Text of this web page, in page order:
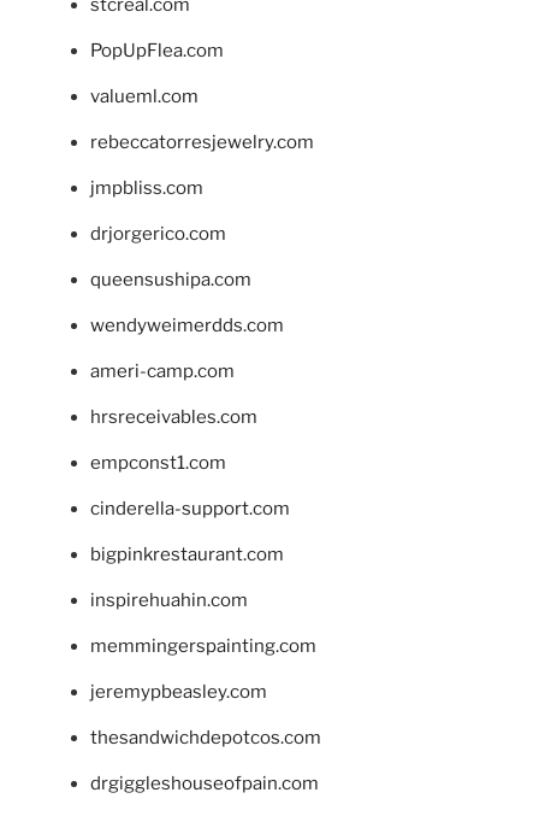
stcreal.com
PopUpFlea.com
valueml.com
rebeccatorresjewelry.com
jmpbliss.com
drjorgerico.com
queensushipa.com
wendyweimerdds.com
ameri-camp.com
hrsreceivables.com
empconst1.com
cinderella-support.com
bigpinkrestaurant.com
inspirehuahin.com
memmingerspainting.com
jeremypbeasley.com
thesandwichdepotcos.com
drgiggleshouseofpain.com